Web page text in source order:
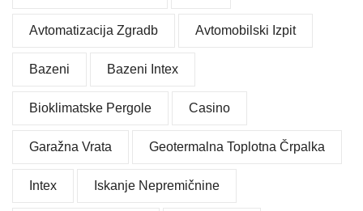
Avtomatizacija Zgradb Avtomobilski Izpit
Bazeni Bazeni Intex
Bioklimatske Pergole Casino
Garažna Vrata Geotermalna Toplotna Črpalka
Intex Iskanje Nepremičnine